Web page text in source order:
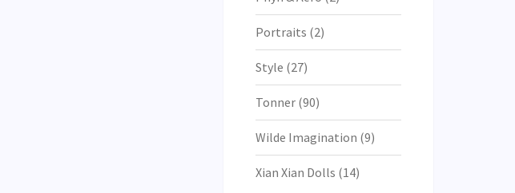
Portraits (2)
Style (27)
Tonner(90)
Wilde Imagination (9)
Xian Xian Dolls (14)